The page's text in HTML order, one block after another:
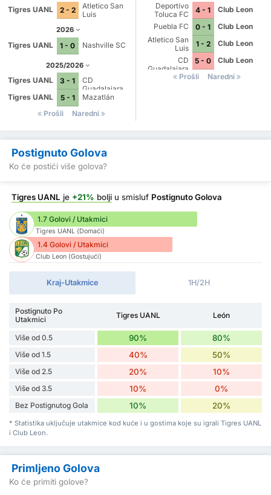
Tigres UANL 2 - 2
Atletico San
Luis
2026
Tigres UANL 1 - 0 Nashville SC
2025/2026
Tigres UANL 3 - 1
CD
Guadalajara
Tigres UANL
5 - 1
Mazatlán
Prošli
Naredni
Deportivo
Toluca FC
4 - 1
Club Leon
Puebla FC
0 - 1
Club Leon
Atletico San
Luis
1 - 2
Club Leon
CD
Guadalajara
5 - 0
Club Leon
Prošli
Naredni
Postignuto Golova
Ko će postići više golova?
Tigres UANL je +21% bolji u smisluf Postignuto Golova
1.7 Golovi / Utakmici
Tigres UANL (Domaći)
1.4 Golovi / Utakmici
Club Leon (Gostujući)
Kraj-Utakmice 1H/2H
Postignuto Po
Utakmici
Tigres UANL León
Više od 0.5 90% 80%
Više od 1.5 40% 50%
Više od 2.5 20% 10%
Više od 3.5 10% 0%
Bez Postignutog Gola 10% 20%
* Statistika uključuje utakmice kod kuće i u gostima koje su igrali Tigres UANL
i Club Leon.
Primljeno Golova
Ko će primiti golove?